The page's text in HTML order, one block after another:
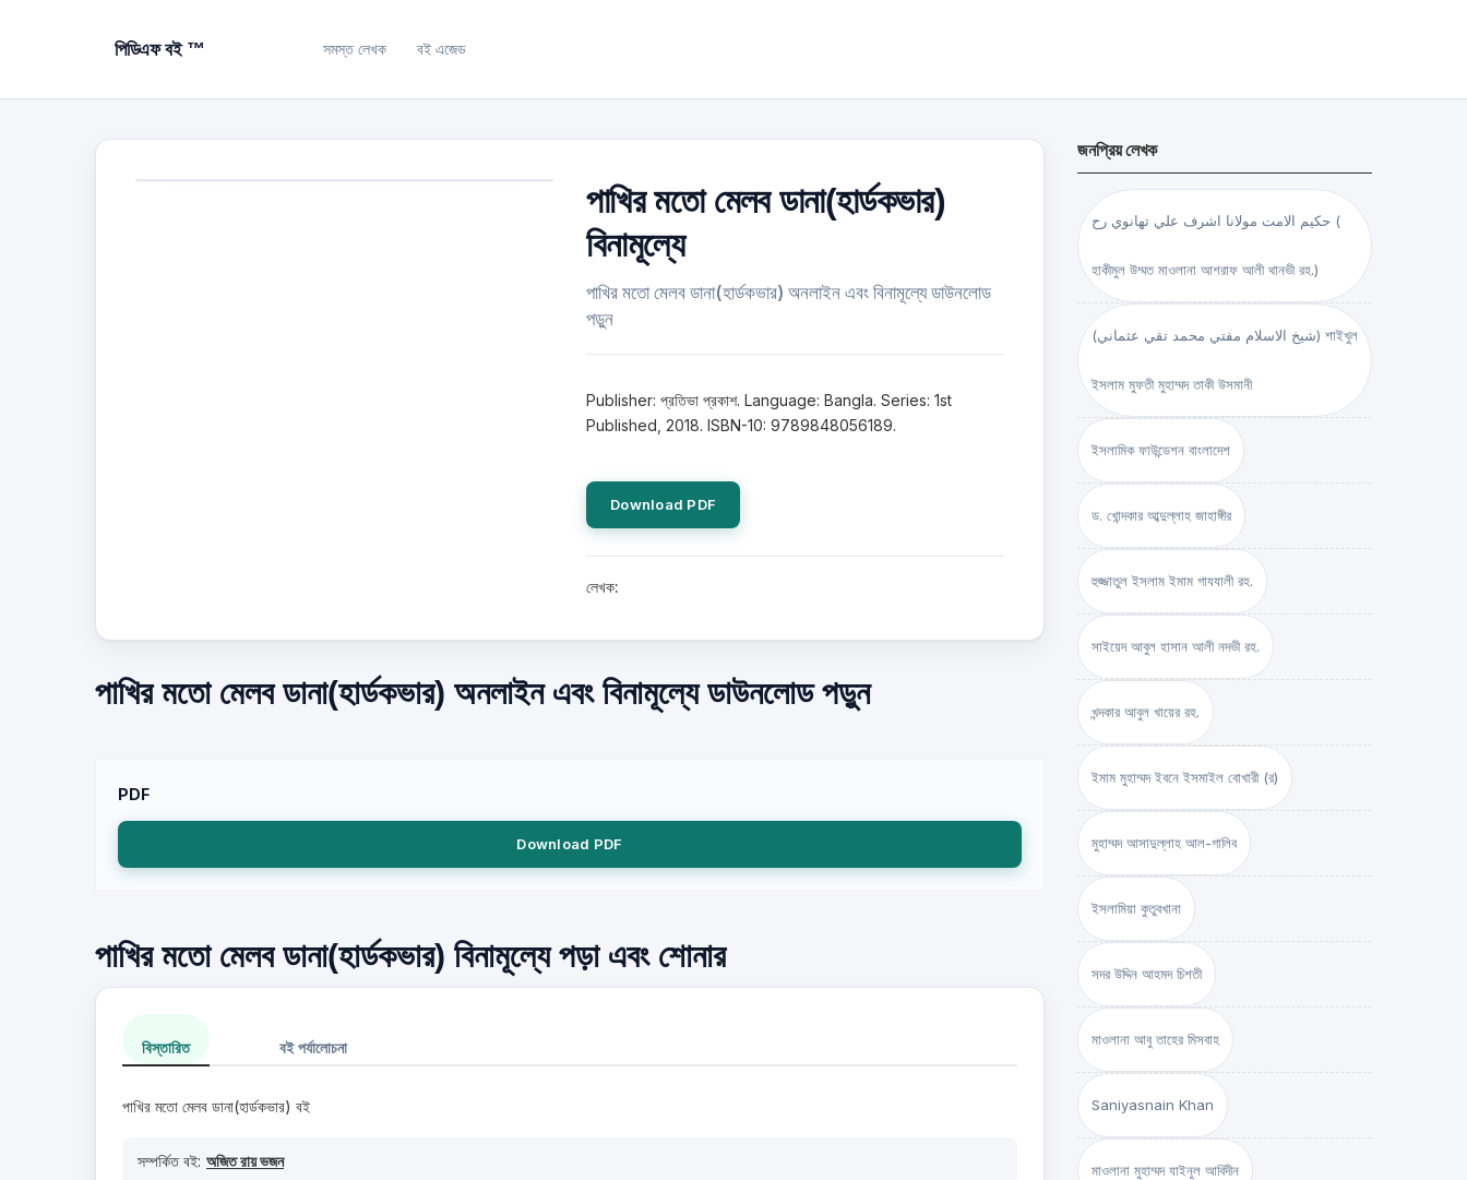
পিডিএফ বই ™ সমস্ত লেখক বই এজেড
পাখির মতো মেলব ডানা(হার্ডকভার)
বিনামূল্যে
পাখির মতো মেলব ডানা(হার্ডকভার) অনলাইন এবং বিনামূল্যে ডাউনলোড
পড়ুন
Publisher: প্রতিভা প্রকাশ. Language: Bangla. Series: 1st
Published, 2018. ISBN-10: 9789848056189.
Download PDF
লেখক:
পাখির মতো মেলব ডানা(হার্ডকভার) অনলাইন এবং বিনামূল্যে ডাউনলোড পড়ুন
PDF
Download PDF
পাখির মতো মেলব ডানা(হার্ডকভার) বিনামূল্যে পড়া এবং শোনার
বিস্তারিত বই পর্যালোচনা
পাখির মতো মেলব ডানা(হার্ডকভার) বই
সম্পর্কিত বই: অজিত রায় ভজন
জনপ্রিয় লেখক
حكيم الامت مولانا اشرف علي تهانوي رح (
হাকীমুল উম্মত মাওলানা আশরাফ আলী থানভী রহ.)
(شيخ الاسلام مفتي محمد تقي عثماني) শাইখুল
ইসলাম মুফতী মুহাম্মদ তাকী উসমানী
ইসলামিক ফাউন্ডেশন বাংলাদেশ
ড. খোন্দকার আব্দুল্লাহ জাহাঙ্গীর
হুজ্জাতুল ইসলাম ইমাম গাযযালী রহ.
সাইয়েদ আবুল হাসান আলী নদভী রহ.
খন্দকার আবুল খায়ের রহ.
ইমাম মুহাম্মদ ইবনে ইসমাইল বোখারী (র)
মুহাম্মদ আসাদুল্লাহ আল-গালিব
ইসলামিয়া কুতুবখানা
সদর উদ্দিন আহমদ চিশতী
মাওলানা আবু তাহের মিসবাহ
Saniyasnain Khan
মাওলানা মুহাম্মদ যাইনুল আবিদীন